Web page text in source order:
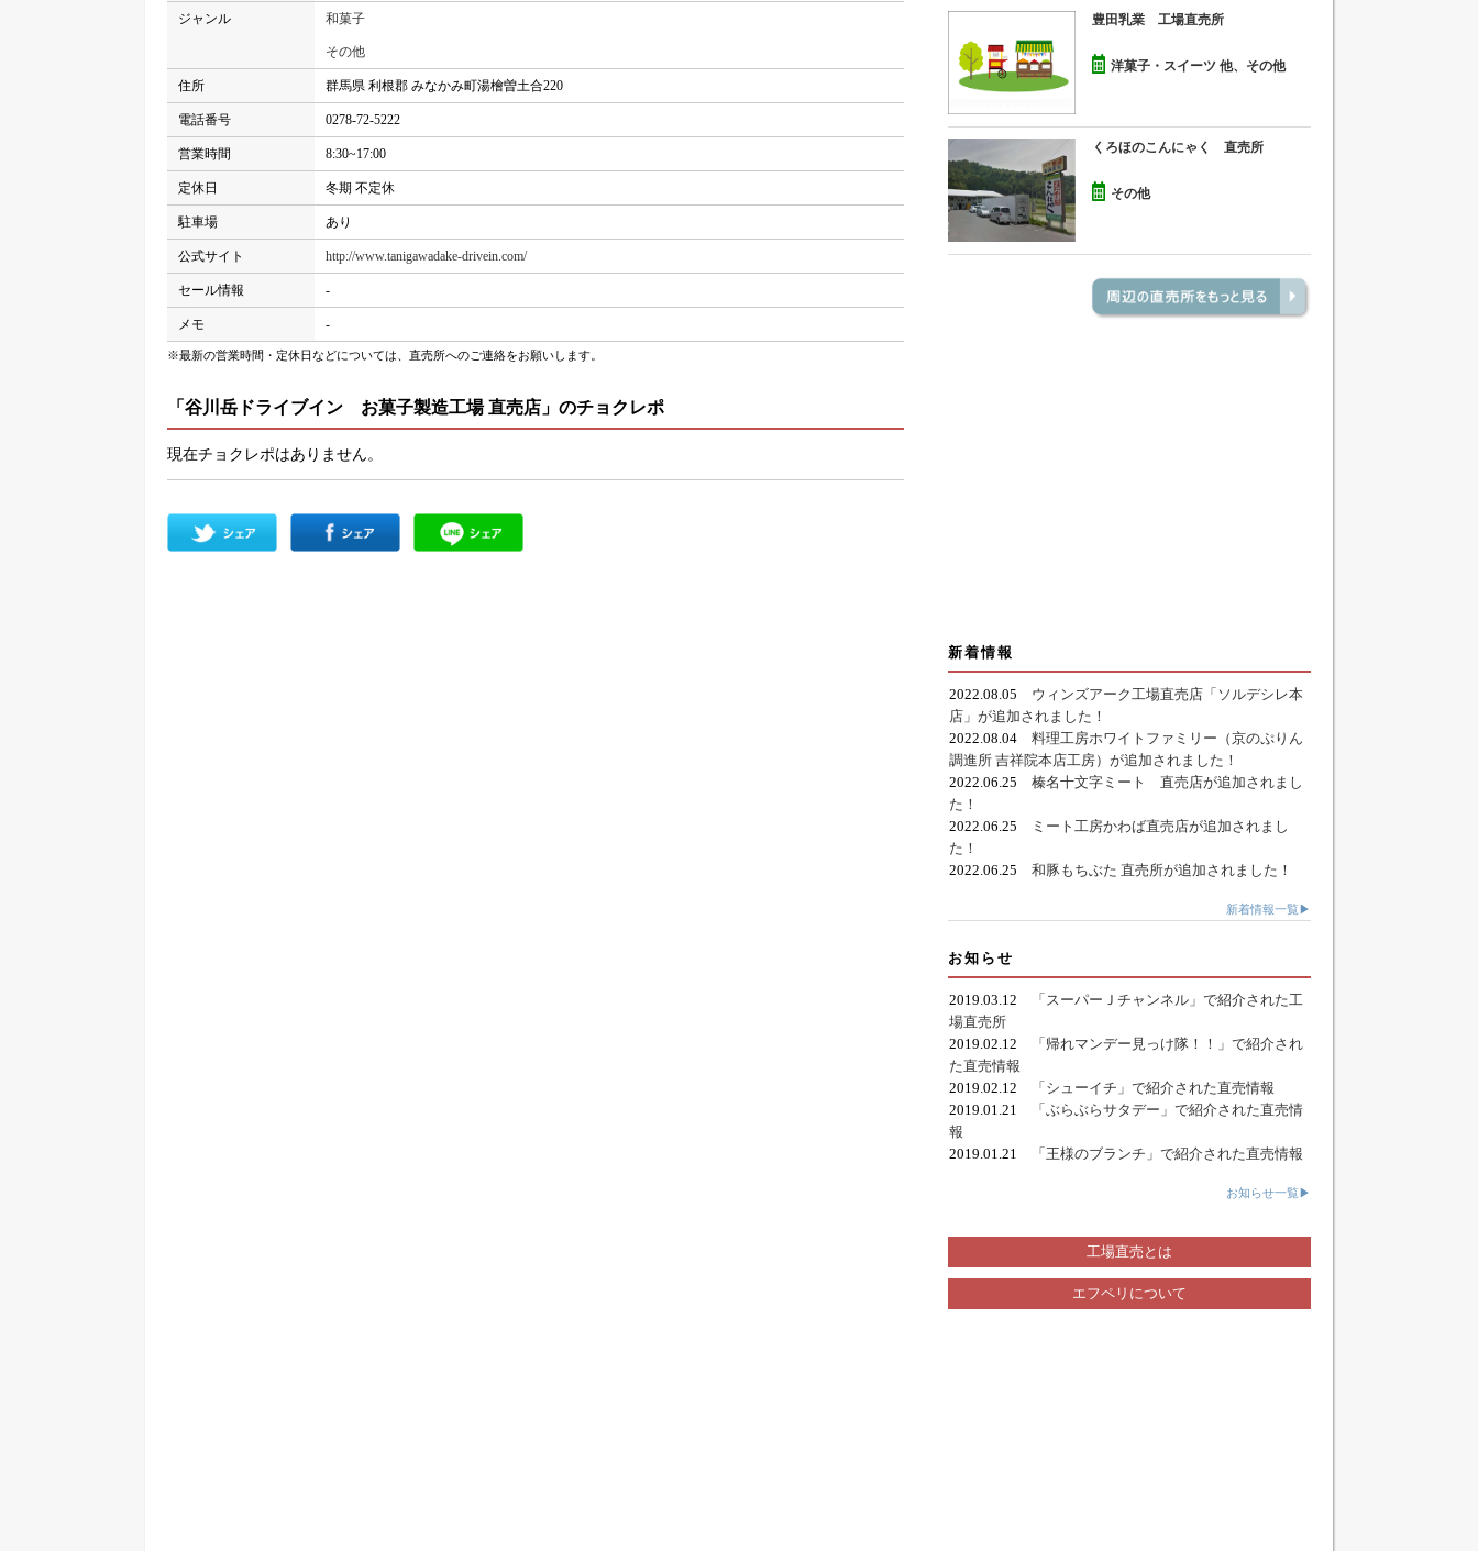
ジャンル 和菓子
その他
住所 群馬県 利根郡 みなかみ町湯檜曽土合220
電話番号 0278-72-5222
営業時間 8:30~17:00
定休日 冬期 不定休
駐車場 あり
公式サイト http://www.tanigawadake-drivein.com/
セール情報 -
メモ -
※最新の営業時間・定休日などについては、直売所へのご連絡をお願いします。
「谷川岳ドライブイン お菓子製造工場 直売店」のチョクレポ
現在チョクレポはありません。
豊田乳業 工場直売所
洋菓子・スイーツ 他、その他
くろほのこんにゃく 直売所
その他
新着情報
2022.08.05 ウィンズアーク工場直売店「ソルデシレ本
店」が追加されました！
2022.08.04 料理工房ホワイトファミリー（京のぷりん
調進所 吉祥院本店工房）が追加されました！
2022.06.25 榛名十文字ミート 直売店が追加されまし
た！
2022.06.25
ミート工房かわば直売店が追加されまし
た！
2022.06.25 和豚もちぶた 直売所が追加されました！
新着情報一覧▶
お知らせ
2019.03.12
「スーパーＪチャンネル」で紹介された工
場直売所
2019.02.12
「帰れマンデー見っけ隊！！」で紹介され
た直売情報
2019.02.12
「シューイチ」で紹介された直売情報
2019.01.21
「ぶらぶらサタデー」で紹介された直売情
報
2019.01.21
「王様のブランチ」で紹介された直売情報
お知らせ一覧▶
工場直売とは
エフペリについて